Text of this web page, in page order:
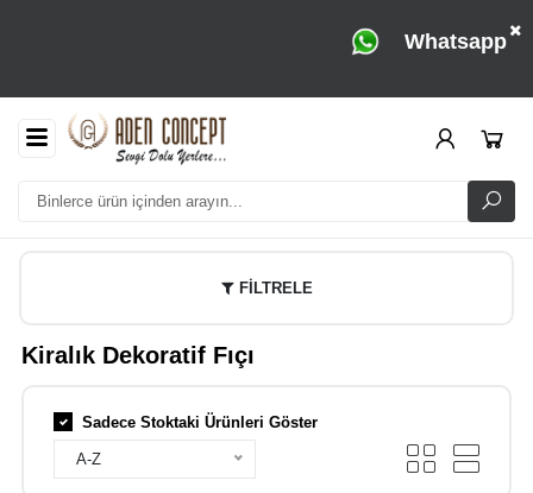
Whatsapp
FİLTRELE
Kiralık Dekoratif Fıçı
Sadece Stoktaki Ürünleri Göster
A-Z